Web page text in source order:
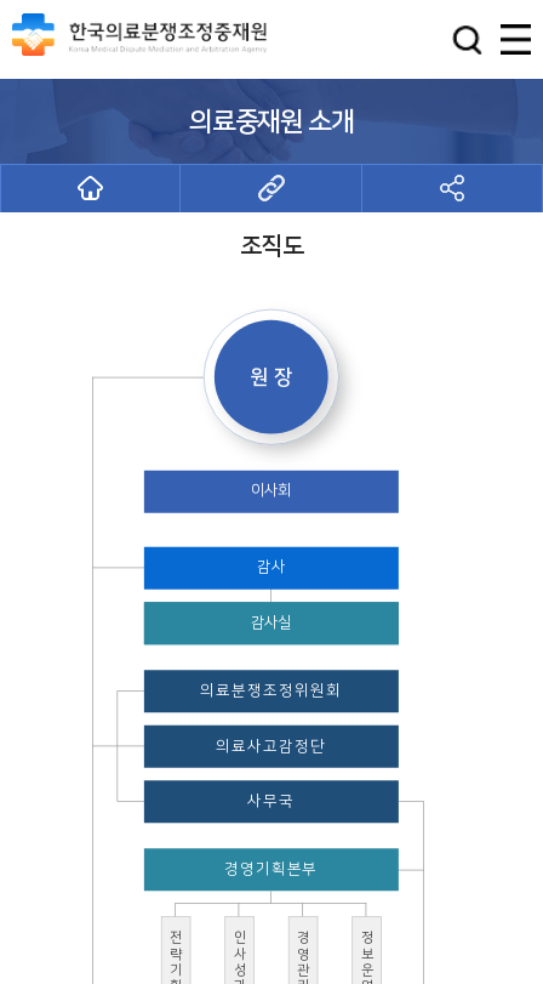
의료중재원 소개
조직도
이사회
원 장
감사
감사실
의료분쟁조정위원회
의료사고감정단
사무국
경영기획본부